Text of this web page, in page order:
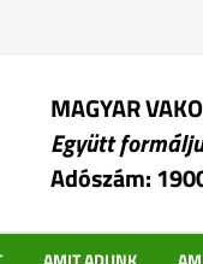
MAGYAR
Együtt
Adószám: